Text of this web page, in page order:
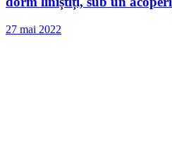
27 mai 2022